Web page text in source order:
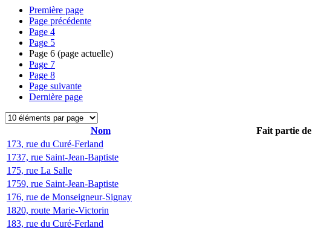
Première page
Page précédente
Page 4
Page 5
Page 6 (page actuelle)
Page 7
Page 8
Page suivante
Dernière page
Nom Fait partie de
173, rue du Curé-Ferland
1737, rue Saint-Jean-Baptiste
175, rue La Salle
1759, rue Saint-Jean-Baptiste
176, rue de Monseigneur-Signay
1820, route Marie-Victorin
183, rue du Curé-Ferland